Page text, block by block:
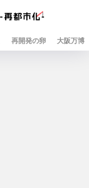
再開発の卵 大阪万博